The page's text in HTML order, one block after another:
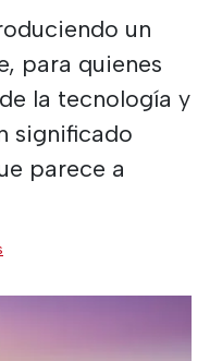
un
para quienes
la tecnología y
significado
parece a